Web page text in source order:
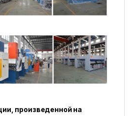
произведенной на